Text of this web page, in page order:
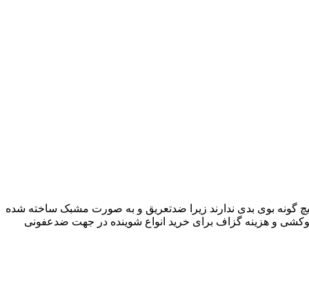
گونه بوی بدی ندارند زیرا ضدتعریق و به صورت مشبک ساخته شده
و هزینه گزاف برای خرید انواع شوینده در جهت ضدعفونی